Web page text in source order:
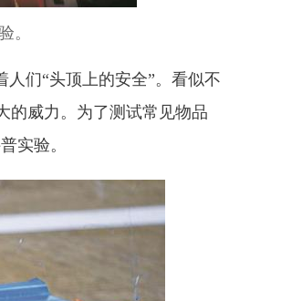
。
们“头顶上的安全”。看似不
的威力。为了测试常见物品
实验。